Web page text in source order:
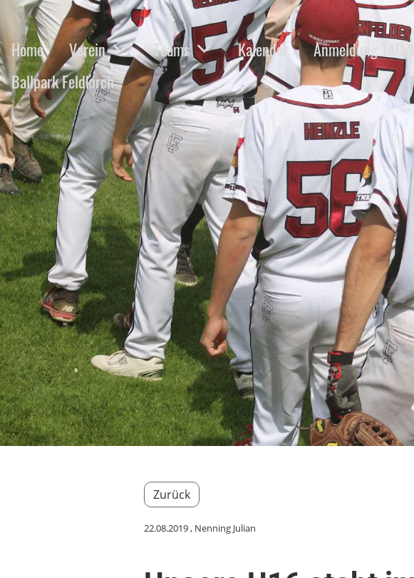
Home Verein Teams Kalender Anmeldung
Ballpark Feldkirch
Zurück
22.08.2019, Nenning Julian